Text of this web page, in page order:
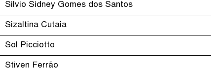
Silvio Sidney Gomes dos Santos
Sizaltina Cutaia
Sol Picciotto
Stiven Ferrão